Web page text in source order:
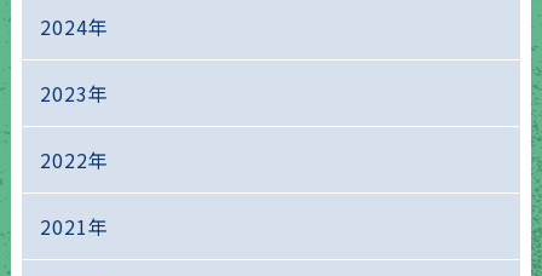
2024年
2023年
2022年
2021年